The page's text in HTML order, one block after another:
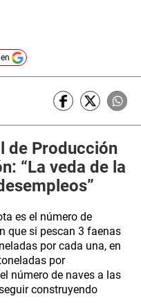
de Producción
“La veda de la
es el número de
que si pescan 3 faenas
por cada una, en
por
número de naves a las
construyendo